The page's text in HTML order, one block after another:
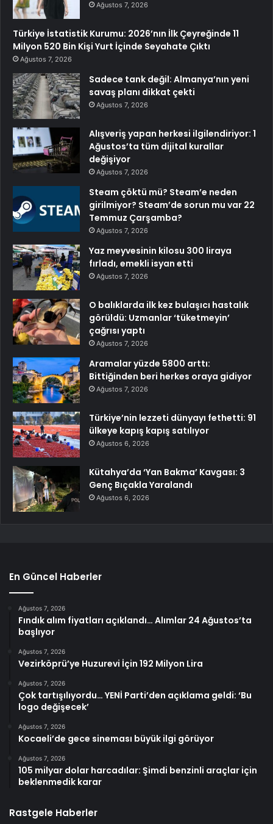
Ağustos 7, 2026
Türkiye İstatistik Kurumu: 2026’nın İlk Çeyreğinde 11
Milyon 520 Bin Kişi Yurt İçinde Seyahate Çıktı
Ağustos 7, 2026
Sadece tank değil: Almanya’nın yeni
savaş planı dikkat çekti
Ağustos 7, 2026
Alışveriş yapan herkesi ilgilendiriyor: 1
Ağustos’ta tüm dijital kurallar
değişiyor
Ağustos 7, 2026
Steam çöktü mü? Steam’e neden
girilmiyor? Steam’de sorun mu var 22
Temmuz Çarşamba?
Ağustos 7, 2026
Yaz meyvesinin kilosu 300 liraya
fırladı, emekli isyan etti
Ağustos 7, 2026
O balıklarda ilk kez bulaşıcı hastalık
görüldü: Uzmanlar ‘tüketmeyin’
çağrısı yaptı
Ağustos 7, 2026
Aramalar yüzde 5800 arttı:
Bittiğinden beri herkes oraya gidiyor
Ağustos 7, 2026
Türkiye’nin lezzeti dünyayı fethetti: 91
ülkeye kapış kapış satılıyor
Ağustos 6, 2026
Kütahya’da ‘Yan Bakma’ Kavgası: 3
Genç Bıçakla Yaralandı
Ağustos 6, 2026
En Güncel Haberler
Ağustos 7, 2026
Fındık alım fiyatları açıklandı… Alımlar 24 Ağustos’ta
başlıyor
Ağustos 7, 2026
Vezirköprü’ye Huzurevi İçin 192 Milyon Lira
Ağustos 7, 2026
Çok tartışılıyordu… YENİ Parti’den açıklama geldi: ‘Bu
logo değişecek’
Ağustos 7, 2026
Kocaeli’de gece sineması büyük ilgi görüyor
Ağustos 7, 2026
105 milyar dolar harcadılar: Şimdi benzinli araçlar için
beklenmedik karar
Rastgele Haberler